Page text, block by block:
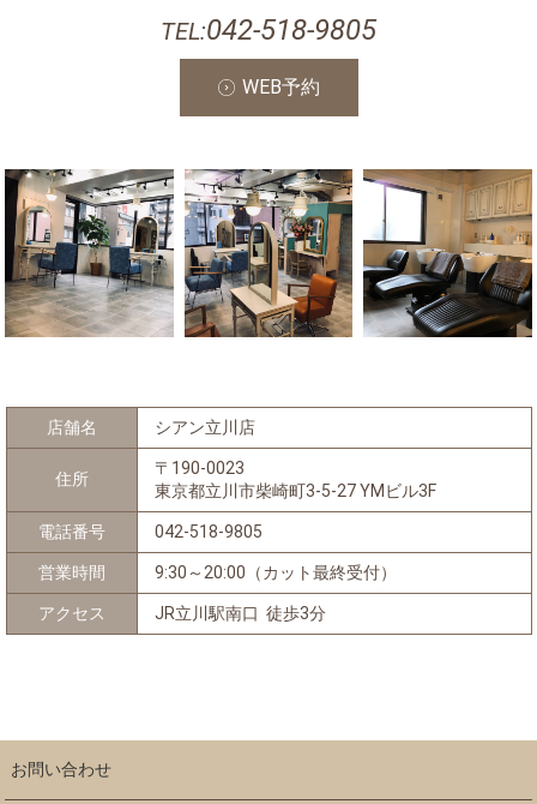
TEL:042-518-9805
WEB予約
店舗名 シアン立川店
住所
〒190-0023
東京都立川市柴崎町3-5-27 YMビル3F
電話番号 042-518-9805
営業時間 9:30～20:00（カット最終受付）
アクセス JR立川駅南口 徒歩3分
お問い合わせ